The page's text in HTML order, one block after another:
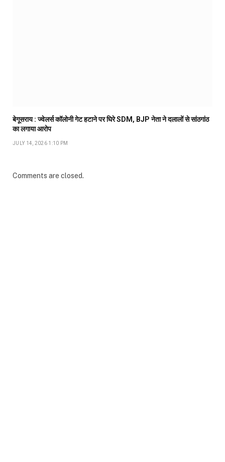
बेगूसराय : ज्वेलर्स कॉलोनी गेट हटाने पर घिरे SDM, BJP नेता ने दलालों से सांठगांठ
का लगाया आरोप
JULY 14, 2026 1:10 PM
Comments are closed.